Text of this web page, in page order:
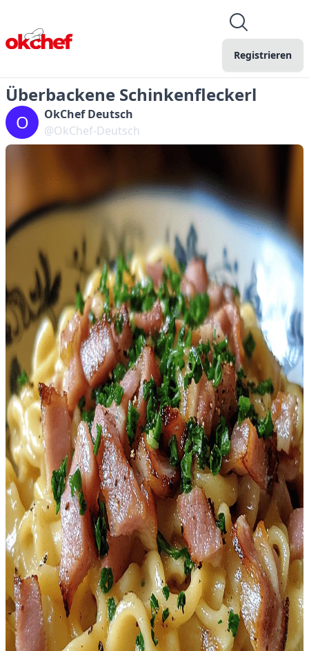
Registrieren
Überbackene Schinkenfleckerl
O
OkChef Deutsch
@OkChef-Deutsch